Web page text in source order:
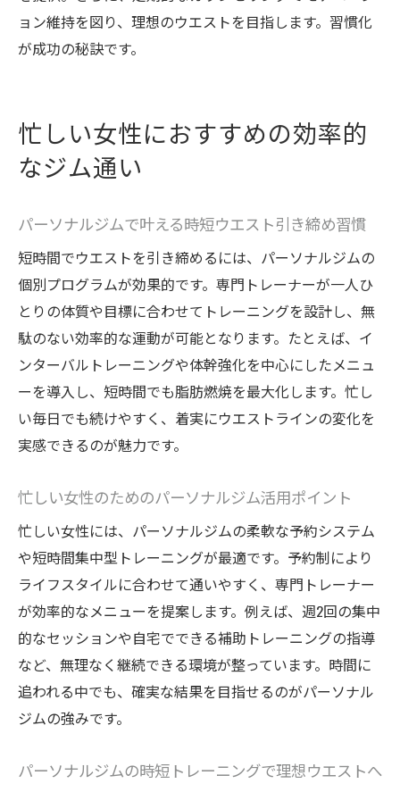
ョン維持を図り、理想のウエストを目指します。習慣化
が成功の秘訣です。
忙しい女性におすすめの効率的
なジム通い
パーソナルジムで叶える時短ウエスト引き締め習慣
短時間でウエストを引き締めるには、パーソナルジムの
個別プログラムが効果的です。専門トレーナーが一人ひ
とりの体質や目標に合わせてトレーニングを設計し、無
駄のない効率的な運動が可能となります。たとえば、イ
ンターバルトレーニングや体幹強化を中心にしたメニュ
ーを導入し、短時間でも脂肪燃焼を最大化します。忙し
い毎日でも続けやすく、着実にウエストラインの変化を
実感できるのが魅力です。
忙しい女性のためのパーソナルジム活用ポイント
忙しい女性には、パーソナルジムの柔軟な予約システム
や短時間集中型トレーニングが最適です。予約制により
ライフスタイルに合わせて通いやすく、専門トレーナー
が効率的なメニューを提案します。例えば、週2回の集中
的なセッションや自宅でできる補助トレーニングの指導
など、無理なく継続できる環境が整っています。時間に
追われる中でも、確実な結果を目指せるのがパーソナル
ジムの強みです。
パーソナルジムの時短トレーニングで理想ウエストへ